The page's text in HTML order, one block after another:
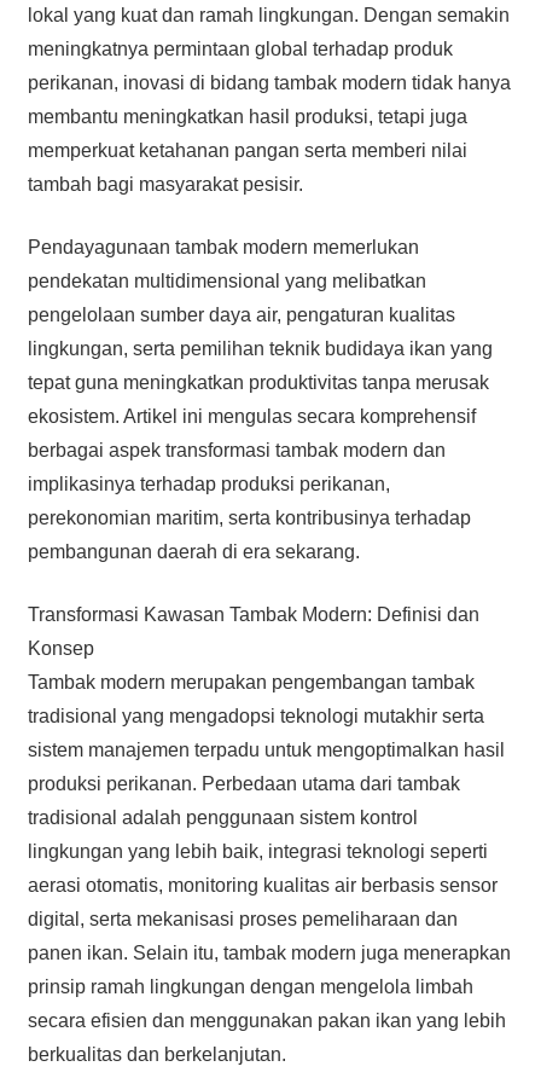
lokal yang kuat dan ramah lingkungan. Dengan semakin
meningkatnya permintaan global terhadap produk
perikanan, inovasi di bidang tambak modern tidak hanya
membantu meningkatkan hasil produksi, tetapi juga
memperkuat ketahanan pangan serta memberi nilai
tambah bagi masyarakat pesisir.
Pendayagunaan tambak modern memerlukan
pendekatan multidimensional yang melibatkan
pengelolaan sumber daya air, pengaturan kualitas
lingkungan, serta pemilihan teknik budidaya ikan yang
tepat guna meningkatkan produktivitas tanpa merusak
ekosistem. Artikel ini mengulas secara komprehensif
berbagai aspek transformasi tambak modern dan
implikasinya terhadap produksi perikanan,
perekonomian maritim, serta kontribusinya terhadap
pembangunan daerah di era sekarang.
Transformasi Kawasan Tambak Modern: Definisi dan
Konsep
Tambak modern merupakan pengembangan tambak
tradisional yang mengadopsi teknologi mutakhir serta
sistem manajemen terpadu untuk mengoptimalkan hasil
produksi perikanan. Perbedaan utama dari tambak
tradisional adalah penggunaan sistem kontrol
lingkungan yang lebih baik, integrasi teknologi seperti
aerasi otomatis, monitoring kualitas air berbasis sensor
digital, serta mekanisasi proses pemeliharaan dan
panen ikan. Selain itu, tambak modern juga menerapkan
prinsip ramah lingkungan dengan mengelola limbah
secara efisien dan menggunakan pakan ikan yang lebih
berkualitas dan berkelanjutan.